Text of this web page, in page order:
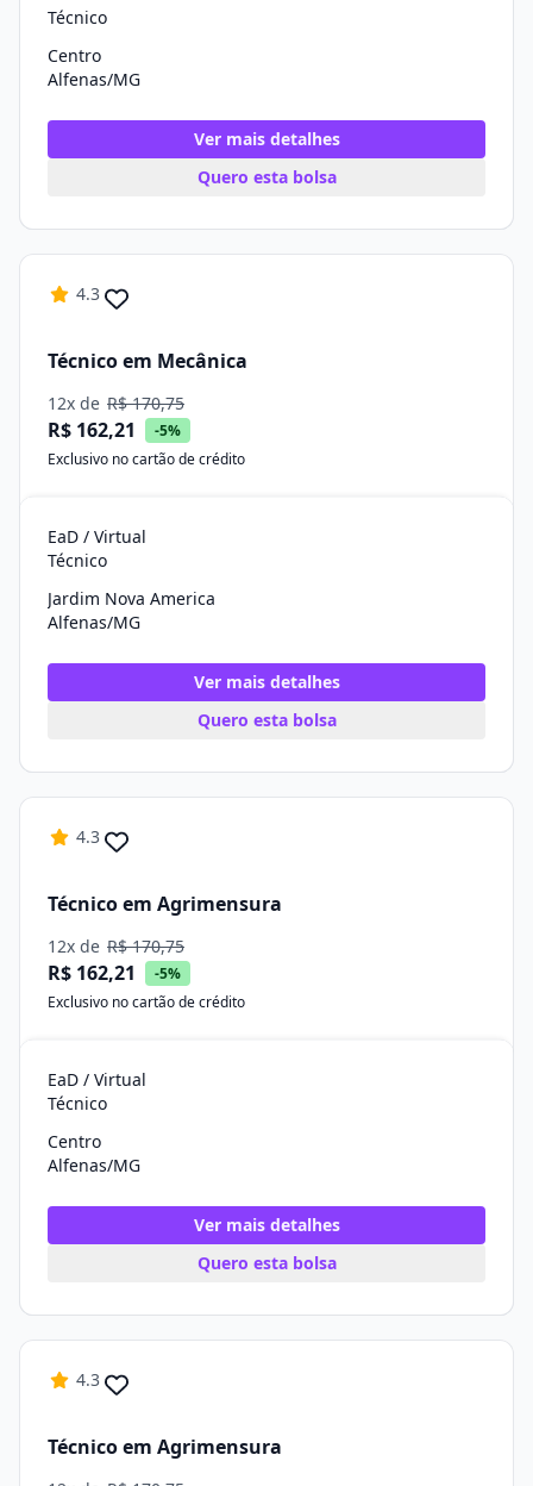
Técnico
Centro
Alfenas/MG
Ver mais detalhes
Quero esta bolsa
4.3
Técnico em Mecânica
12x de R$ 170,75
R$ 162,21
-5%
Exclusivo no cartão de crédito
EaD / Virtual
Técnico
Jardim Nova America
Alfenas/MG
Ver mais detalhes
Quero esta bolsa
4.3
Técnico em Agrimensura
12x de R$ 170,75
R$ 162,21
-5%
Exclusivo no cartão de crédito
EaD / Virtual
Técnico
Centro
Alfenas/MG
Ver mais detalhes
Quero esta bolsa
4.3
Técnico em Agrimensura